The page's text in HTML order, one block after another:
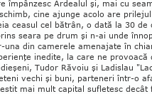
îm­pân­­zesc Ardealul şi, mai cu
cine ajunge acolo are
ceasul cel bătrân, o dată la 30
seara pe drum şi n-ai unde
una din camerele amenajate în
inedite, la care ne pro­voa­că
Tudor Răvoiu şi Ladislau
vechi şi buni, parteneri într-o
mai mult capital sufletesc decât